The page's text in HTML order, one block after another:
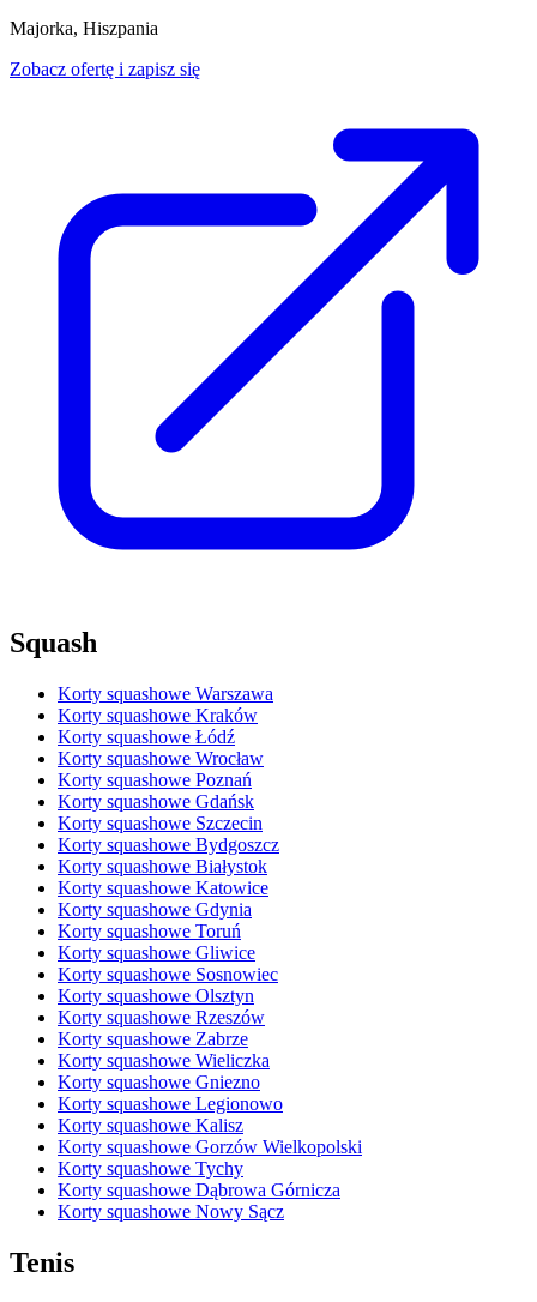
Majorka, Hiszpania
Zobacz ofertę i zapisz się
Squash
Korty squashowe Warszawa
Korty squashowe Kraków
Korty squashowe Łódź
Korty squashowe Wrocław
Korty squashowe Poznań
Korty squashowe Gdańsk
Korty squashowe Szczecin
Korty squashowe Bydgoszcz
Korty squashowe Białystok
Korty squashowe Katowice
Korty squashowe Gdynia
Korty squashowe Toruń
Korty squashowe Gliwice
Korty squashowe Sosnowiec
Korty squashowe Olsztyn
Korty squashowe Rzeszów
Korty squashowe Zabrze
Korty squashowe Wieliczka
Korty squashowe Gniezno
Korty squashowe Legionowo
Korty squashowe Kalisz
Korty squashowe Gorzów Wielkopolski
Korty squashowe Tychy
Korty squashowe Dąbrowa Górnicza
Korty squashowe Nowy Sącz
Tenis